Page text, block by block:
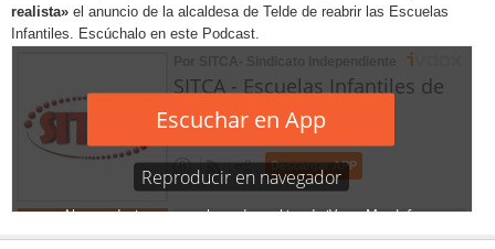
realista» el anuncio de la alcaldesa de Telde de reabrir las Escuelas
Infantiles. Escúchalo en este Podcast.